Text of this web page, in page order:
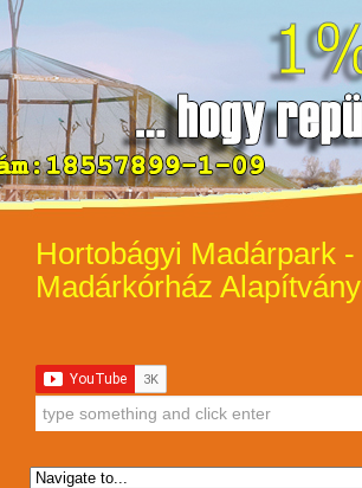
Hortobágyi Madárpark -
Madárkórház Alapítvány